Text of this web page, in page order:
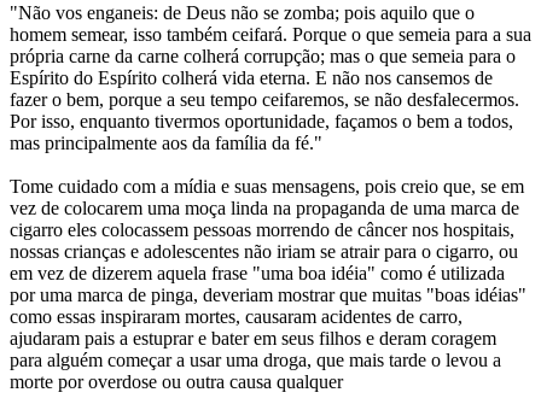
"Não vos enganeis: de Deus não se zomba; pois aquilo que o
homem semear, isso também ceifará. Porque o que semeia para a sua
própria carne da carne colherá corrupção; mas o que semeia para o
Espírito do Espírito colherá vida eterna. E não nos cansemos de
fazer o bem, porque a seu tempo ceifaremos, se não desfalecermos.
Por isso, enquanto tivermos oportunidade, façamos o bem a todos,
mas principalmente aos da família da fé."
Tome cuidado com a mídia e suas mensagens, pois creio que, se em
vez de colocarem uma moça linda na propaganda de uma marca de
cigarro eles colocassem pessoas morrendo de câncer nos hospitais,
nossas crianças e adolescentes não iriam se atrair para o cigarro, ou
em vez de dizerem aquela frase "uma boa idéia" como é utilizada
por uma marca de pinga, deveriam mostrar que muitas "boas idéias"
como essas inspiraram mortes, causaram acidentes de carro,
ajudaram pais a estuprar e bater em seus filhos e deram coragem
para alguém começar a usar uma droga, que mais tarde o levou a
morte por overdose ou outra causa qualquer